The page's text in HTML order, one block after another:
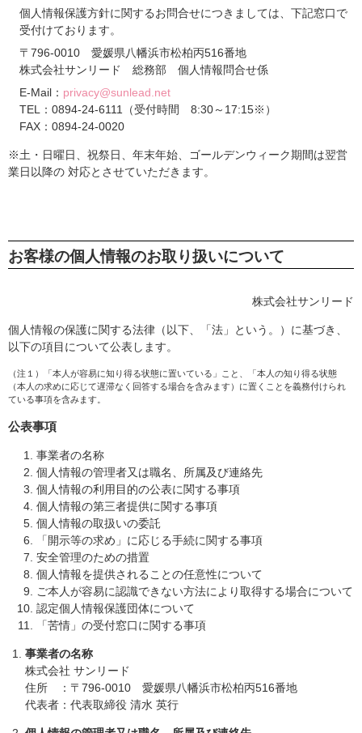
個人情報保護方針に関するお問合せにつきましては、下記窓口で
受付けております。
〒796-0010 愛媛県八幡浜市松柏丙516番地
株式会社サンリード 総務部 個人情報問合せ係
E-Mail： privacy@sunlead.net
TEL：0894-24-6111（受付時間 8:30～17:15※）
FAX：0894-24-0020
※土・日曜日、祝祭日、年末年始、ゴールデンウィーク期間は翌営
業日以降の 対応とさせていただきます。
お客様の個人情報のお取り扱いについて
株式会社サンリード
個人情報の保護に関する法律（以下、「法」という。）に基づき、
以下の項目について公表します。
（注１）「本人が容易に知り得る状態に置いている」こと、「本人の知り得る状態
（本人の求めに応じて遅滞なく回答する場合を含みます）に置くことを義務付けられ
ている事項を含みます。
公表事項
事業者の名称
個人情報の管理者又は職名、所属及び連絡先
個人情報の利用目的の公表に関する事項
個人情報の第三者提供に関する事項
個人情報の取扱いの委託
「開示等の求め」に応じる手続に関する事項
安全管理のための措置
個人情報を提供されることの任意性について
ご本人が容易に認識できない方法により取得する場合について
認定個人情報保護団体について
「苦情」の受付窓口に関する事項
事業者の名称
株式会社 サンリード
住所 ：〒796-0010 愛媛県八幡浜市松柏丙516番地
代表者：代表取締役 清水 英行